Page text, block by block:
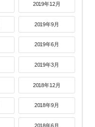
2019年12月
2019年9月
2019年6月
2019年3月
2018年12月
2018年9月
2018年6月